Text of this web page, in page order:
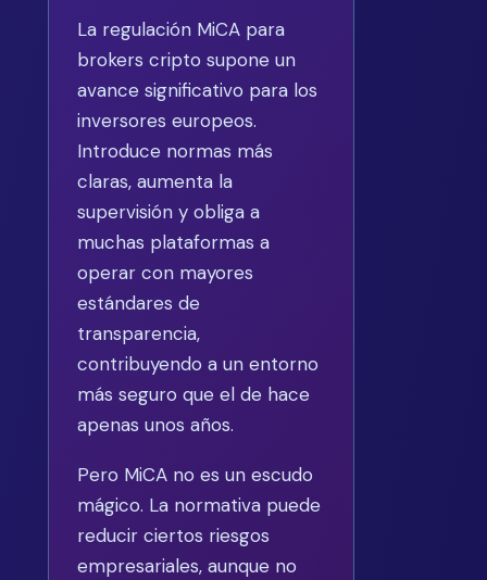
La regulación MiCA para
brokers cripto supone un
avance significativo para los
inversores europeos.
Introduce normas más
claras, aumenta la
supervisión y obliga a
muchas plataformas a
operar con mayores
estándares de
transparencia,
contribuyendo a un entorno
más seguro que el de hace
apenas unos años.
Pero MiCA no es un escudo
mágico. La normativa puede
reducir ciertos riesgos
empresariales, aunque no